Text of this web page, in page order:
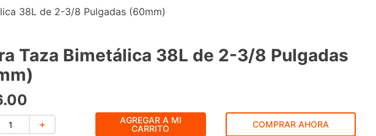
38L de 2-3/8 Pulgadas (60mm)
Taza Bimetálica 38L de 2-3/8 Pulgadas
.00
＋
AGREGAR A MI
CARRITO
COMPRAR AHORA